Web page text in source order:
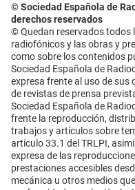
© Sociedad Española de
derechos reservados
© Quedan reservados todos
radiofónicos y las obras y
como sobre los contenidos
Sociedad Española de
expresa frente al uso de sus
de revistas de prensa
Sociedad Española de
frente la reproducción,
trabajos y artículos sobre
artículo 33.1 del TRLPI,
expresa de las
prestaciones accesibles
mecánica u otros medios